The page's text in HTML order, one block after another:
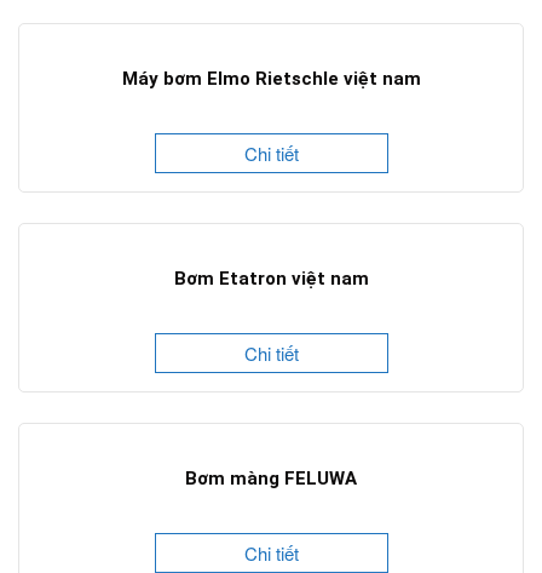
Máy bơm Elmo Rietschle việt nam
Chi tiết
Bơm Etatron việt nam
Chi tiết
Bơm màng FELUWA
Chi tiết